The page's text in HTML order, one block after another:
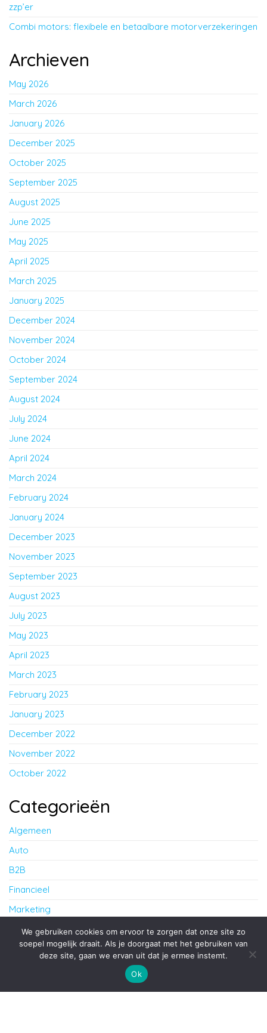
zzp’er
Combi motors: flexibele en betaalbare motorverzekeringen
Archieven
May 2026
March 2026
January 2026
December 2025
October 2025
September 2025
August 2025
June 2025
May 2025
April 2025
March 2025
January 2025
December 2024
November 2024
October 2024
September 2024
August 2024
July 2024
June 2024
April 2024
March 2024
February 2024
January 2024
December 2023
November 2023
September 2023
August 2023
July 2023
May 2023
April 2023
March 2023
February 2023
January 2023
December 2022
November 2022
October 2022
Categorieën
Algemeen
Auto
B2B
Financieel
Marketing
Werk
WordPress
We gebruiken cookies om ervoor te zorgen dat onze site zo
soepel mogelijk draait. Als je doorgaat met het gebruiken van
deze site, gaan we ervan uit dat je ermee instemt.
Ok